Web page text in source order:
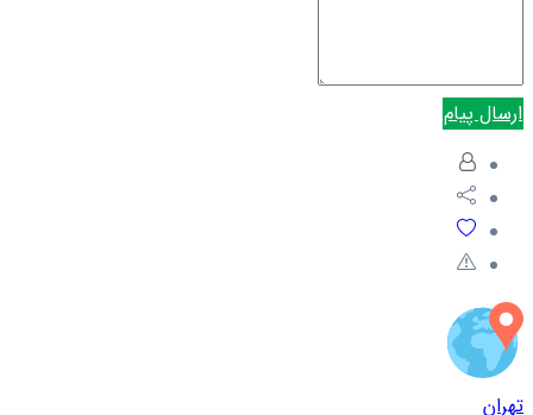
ارسال پیام
تهران